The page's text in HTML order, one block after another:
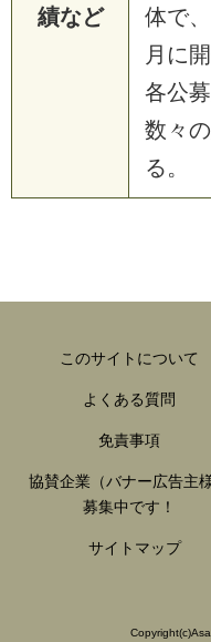
績など
体で
月に開
各公
数々
る。
このサイトについて
よくある質問
免責事項
協賛企業（バナー広告主様
募集中です！
サイトマップ
Copyright(c)